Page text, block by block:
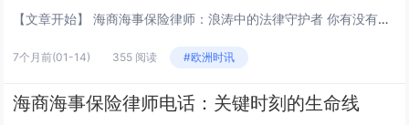
【文章开始】 海商海事保险律师：浪涛中的法律守护者 你有没有想过，当一艘价值数亿的货轮在海上遭遇风暴、触礁甚至被海盗劫持，这背后天价的损失谁来承担？纠纷又该如何解决？这就引出了一个既冷门又至关重要的职业——海商海事保险律师。他们不像我们平...
7个月前(01-14) 355 阅读 #欧洲时讯
海商海事保险律师电话：关键时刻的生命线